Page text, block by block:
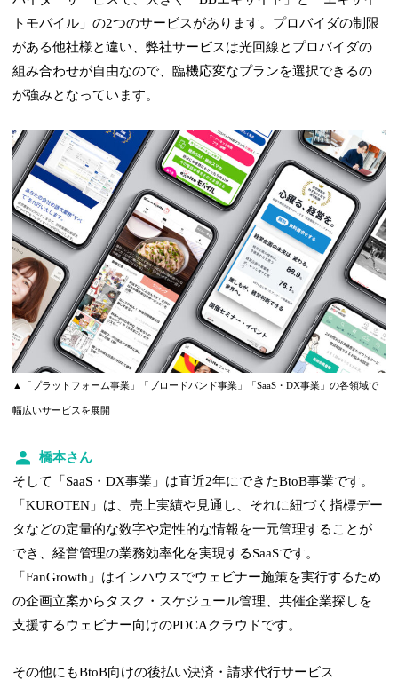
トモバイル」の2つのサービスがあります。プロバイダの制限
がある他社様と違い、弊社サービスは光回線とプロバイダの
組み合わせが自由なので、臨機応変なプランを選択できるの
が強みとなっています。
▲「プラットフォーム事業」「ブロードバンド事業」「SaaS・DX事業」の各領域で
幅広いサービスを展開
橋本さん
そして「SaaS・DX事業」は直近2年にできたBtoB事業です。
「KUROTEN」は、売上実績や見通し、それに紐づく指標デー
タなどの定量的な数字や定性的な情報を一元管理することが
でき、経営管理の業務効率化を実現するSaaSです。
「FanGrowth」はインハウスでウェビナー施策を実行するため
の企画立案からタスク・スケジュール管理、共催企業探しを
支援するウェビナー向けのPDCAクラウドです。
その他にもBtoB向けの後払い決済・請求代行サービス